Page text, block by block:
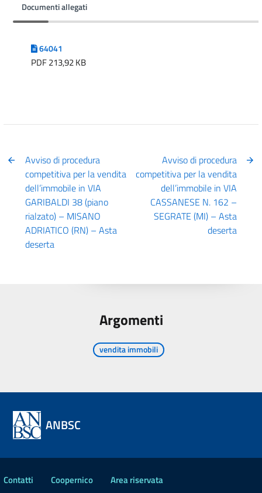
Documenti allegati
64041
PDF 213,92 KB
Avviso di procedura
competitiva per la vendita
dell’immobile in VIA
GARIBALDI 38 (piano
rialzato) – MISANO
ADRIATICO (RN) – Asta
deserta
Avviso di procedura
competitiva per la vendita
dell’immobile in VIA
CASSANESE N. 162 –
SEGRATE (MI) – Asta
deserta
Argomenti
vendita immobili
ANBSC
Contatti Coopernico Area riservata